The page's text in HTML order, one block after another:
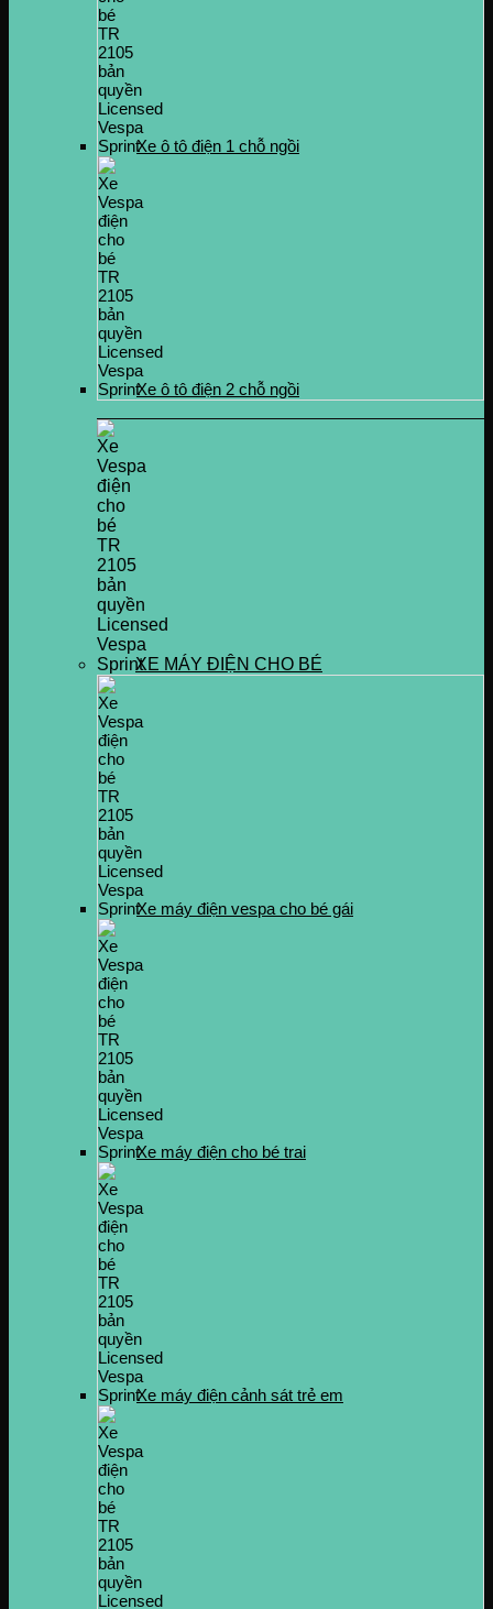
Xe ô tô điện 1 chỗ ngồi
Xe ô tô điện 2 chỗ ngồi
XE MÁY ĐIỆN CHO BÉ
Xe máy điện vespa cho bé gái
Xe máy điện cho bé trai
Xe máy điện cảnh sát trẻ em